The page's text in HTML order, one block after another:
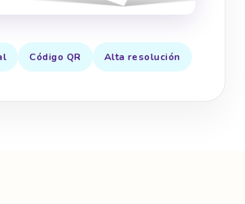
Código QR Alta resolución